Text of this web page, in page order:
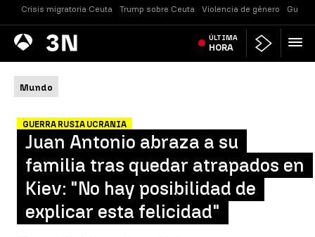
Crisis migratoria Ceuta Trump sobre Ceuta Violencia de género
Antena
3 Noticias ÚLTIMA
HORA
Mundo
GUERRA RUSIA UCRANIA
Juan Antonio abraza a su
familia tras quedar atrapados en
Kiev: "No hay posibilidad de
explicar esta felicidad"